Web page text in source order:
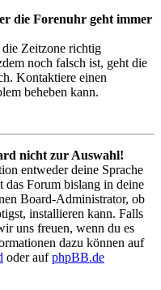
die Forenuhr geht immer
die Zeitzone richtig
noch falsch ist, geht die
Kontaktiere einen
beheben kann.
nicht zur Auswahl!
entweder deine Sprache
das Forum bislang in deine
Board-Administrator, ob
installieren kann. Falls
uns freuen, wenn du es
dazu können auf
oder aufphpBB.de